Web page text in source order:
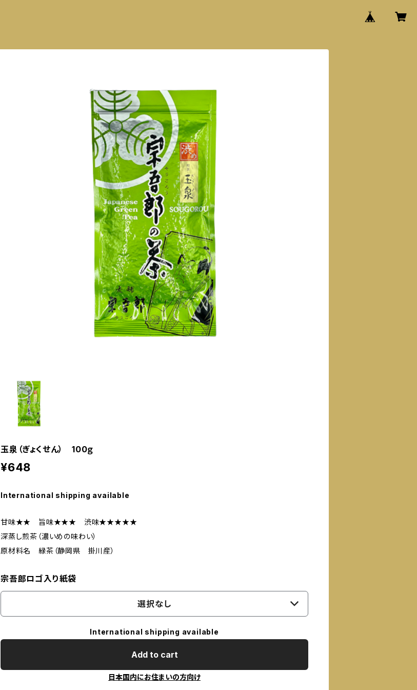
玉泉（ぎょくせん） 100ｇ
¥648
International shipping available
甘味★★ 旨味★★★ 渋味★★★★★
深蒸し煎茶（濃いめの味わい）
原材料名 緑茶（静岡県 掛川産）
宗吾郎ロゴ入り紙袋
選択なし
International shipping available
Add to cart
日本国内にお住まいの方向け